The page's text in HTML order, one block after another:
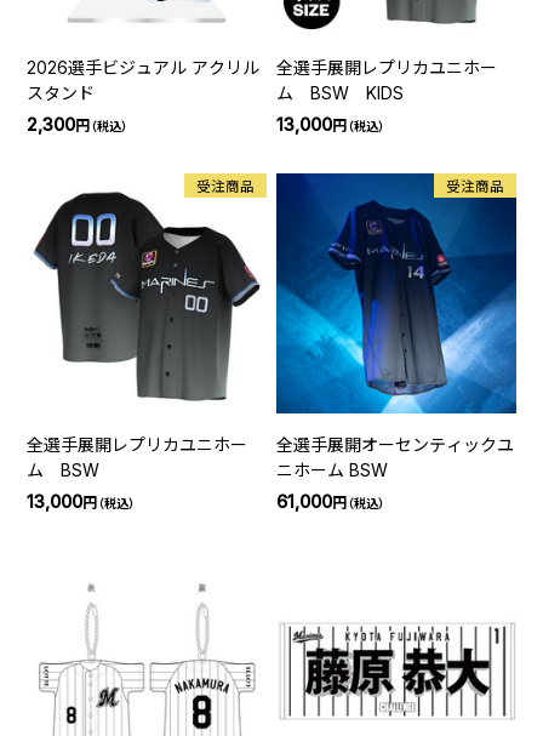
2026選手ビジュアル アクリル
スタンド
2,300円（税込）
全選手展開レプリカユニホー
ム BSW KIDS
13,000円（税込）
受注商品
全選手展開レプリカユニホー
ム BSW
13,000円（税込）
受注商品
全選手展開オーセンティックユ
ニホーム BSW
61,000円（税込）